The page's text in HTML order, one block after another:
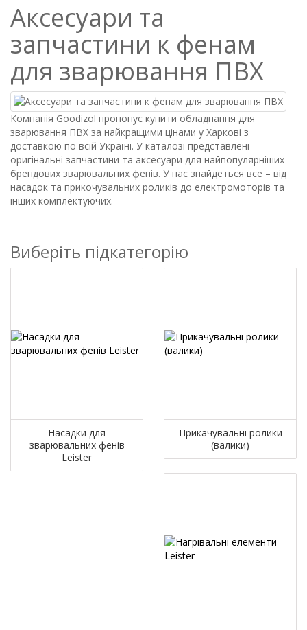
Аксесуари та
запчастини к фенам
для зварювання ПВХ
Компанія Goodizol пропонує купити обладнання для
зварювання ПВХ за найкращими цінами у Харкові з
доставкою по всій Україні. У каталозі представлені
оригінальні запчастини та аксесуари для найпопулярніших
брендових зварювальних фенів. У нас знайдеться все – від
насадок та прикочувальних роликів до електромоторів та
інших комплектуючих.
Виберіть підкатегорію
Насадки для
зварювальних фенів
Leister
Прикачувальні ролики
(валики)